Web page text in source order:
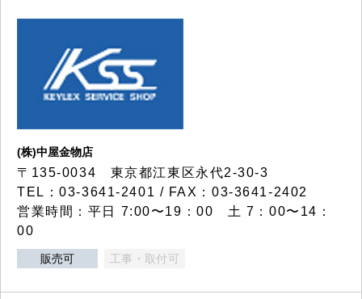
(株)中屋金物店
〒135-0034 東京都江東区永代2-30-3
TEL：03-3641-2401 / FAX：03-3641-2402
営業時間：平日 7:00〜19：00 土 7：00〜14：
00
販売可 工事・取付可